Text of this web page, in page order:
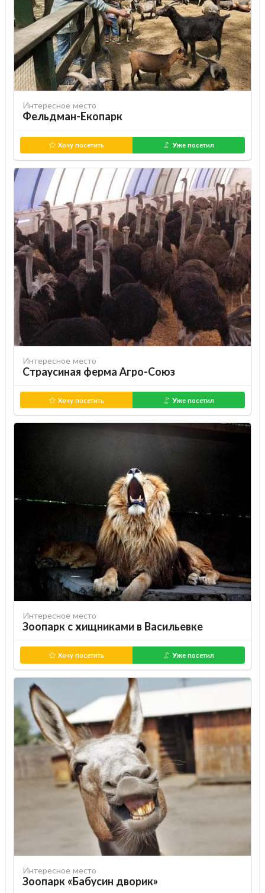
Интересное место
Фельдман-Екопарк
Хочу посетить Уже посетил
Интересное место
Страусиная ферма Агро-Союз
Хочу посетить Уже посетил
Интересное место
Зоопарк с хищниками в Васильевке
Хочу посетить Уже посетил
Интересное место
Зоопарк «Бабусин дворик»